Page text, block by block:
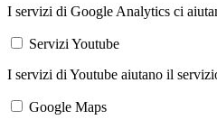
I servizi di Google Analytics ci
Servizi Youtube
I servizi di Youtube aiutano il
Google Maps